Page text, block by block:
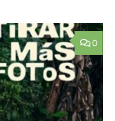
0